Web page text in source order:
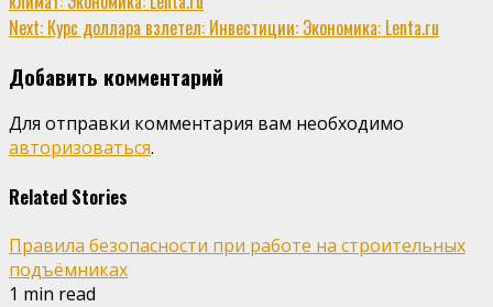
Reading
Next: Курс доллара взлетел: Инвестиции: Экономика: Lenta.ru
Добавить комментарий
Для отправки комментария вам необходимо
авторизоваться.
Related Stories
Правила безопасности при работе на строительных
подъёмниках
1 min read